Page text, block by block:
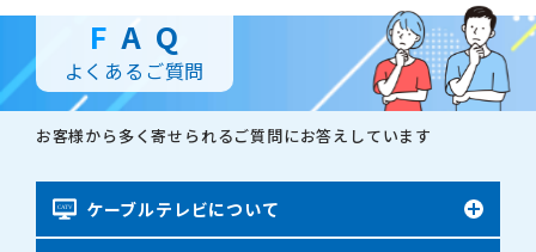
F AQ
よくあるご質問
お客様から多く寄せられるご質問にお答えしています
ケーブルテレビについて